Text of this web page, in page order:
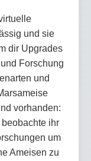
und sie
dir Upgrades
Forschung
und
vorhanden:
ihr
um
Ameisen zu